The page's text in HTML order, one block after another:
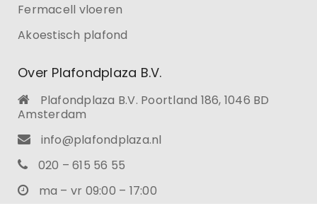
Fermacell vloeren
Akoestisch plafond
Over Plafondplaza B.V.
Plafondplaza B.V. Poortland 186, 1046 BD
Amsterdam
info@plafondplaza.nl
020 – 615 56 55
ma – vr 09:00 – 17:00